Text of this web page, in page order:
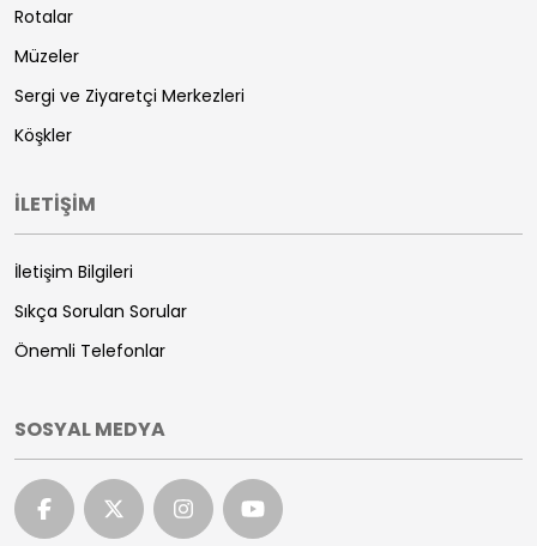
Rotalar
Müzeler
Sergi ve Ziyaretçi Merkezleri
Köşkler
İLETİŞİM
İletişim Bilgileri
Sıkça Sorulan Sorular
Önemli Telefonlar
SOSYAL MEDYA